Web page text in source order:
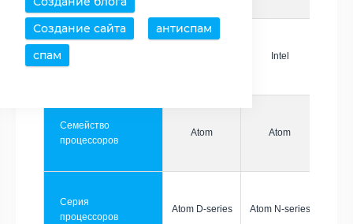
Создание сайта
антиспам
спамПроизводитель Intel
Семейство
процессоров
Atom Atom
Серия
процессоров
Atom D-series Atom N-series